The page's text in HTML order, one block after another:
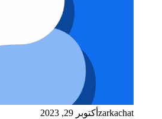
zarkachat أكتوبر 29, 2023